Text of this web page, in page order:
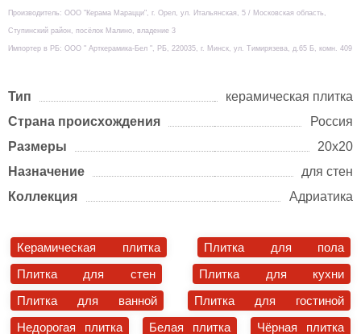
Производитель: ООО "Керама Марацци", г. Орел, ул. Итальянская, 5 / Московская область,
Ступинский район, посёлок Малино, владение 3
Импортер в РБ: ООО " Арткерамика-Бел ", РБ, 220035, г. Минск, ул. Тимирязева, д.65 Б, комн. 409
Тип
керамическая плитка
Страна происхождения
Россия
Размеры
20х20
Назначение
для стен
Коллекция
Адриатика
Керамическая плитка
Плитка для пола
Плитка для стен
Плитка для кухни
Плитка для ванной
Плитка для гостиной
Недорогая плитка
Белая плитка
Чёрная плитка